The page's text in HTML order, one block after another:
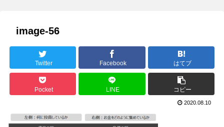
image-56
Twitter Facebook はてブ
Pocket LINE コピー
2020.08.10